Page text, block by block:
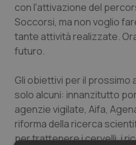
Tumore ovarico
Tumori del
Tumori
Ulcera & Reflusso
Vaccini
con l'attivazione del
Soccorsi, ma non voglio
tante attività realizzate.
futuro.
Gli obiettivi per il prossimo
solo alcuni: innanzitutto
agenzie vigilate, Aifa,
riforma della ricerca
per trattenere i cervelli, i